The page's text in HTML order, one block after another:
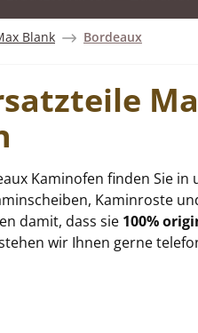
Blank Bordeaux
Kaminofen finden Sie
Kaminroste
damit, dass sie 100%
wir Ihnen gerne